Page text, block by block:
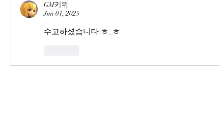
GM키위
Jun 01, 2025
수고하셨습니다.ㅎ_ㅎ